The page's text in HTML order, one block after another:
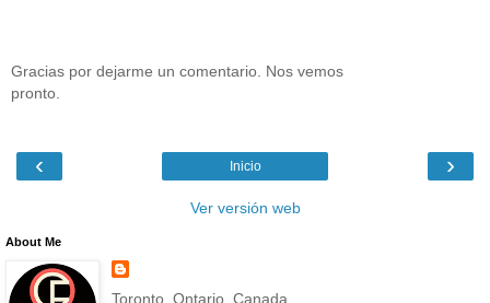
Gracias por dejarme un comentario. Nos vemos
pronto.
‹ ›
Inicio
Ver versión web
About Me
Toronto, Ontario, Canada